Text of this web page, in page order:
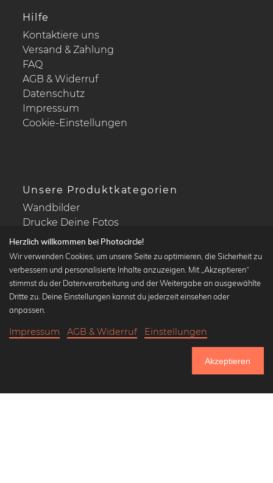
Bis Donnerstag: 20% Rabatt auf alle Bilder
Hilfe
Kontaktiere uns
Versand & Zahlung
FAQ
AGB & Widerruf
Datenschutz
Impressum
Cookie-Einstellungen
Unsere Produktkategorien
Wandbilder
Drucke Deine Fotos
Kalender
Beliebte Kollektionen
Bauhaus Bilder
Herzlich willkommen bei Photocircle!
Wir verwenden Cookies, um unsere Seite zu optimieren, die Sicherheit zu
verbessern und personalisierte Inhalte anzuzeigen. Mit „Akzeptieren“
stimmst du der Datenverarbeitung und der Weitergabe an ausgewählte
Dritte zu. Deine Einstellungen kannst du jederzeit einsehen oder
anpassen.
Impressum AGB & Widerruf Einstellungen
Akzeptieren